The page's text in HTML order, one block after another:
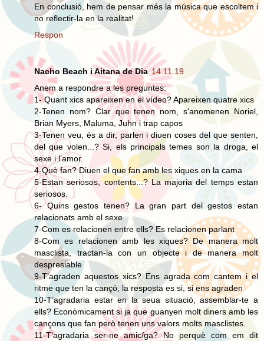
En conclusió, hem de pensar més la música que escoltem i
no reflectir-la en la realitat!
Respon
Nacho Beach i Aitana de Dia 14.11.19
Anem a respondre a les preguntes:
1- Quant xics apareixen en el vídeo? Apareixen quatre xics
2-Tenen nom? Clar que tenen nom, s'anomenen Noriel,
Brian Myers, Maluma, Juhn i trap capos
3-Tenen veu, és a dir, parlen i diuen coses del que senten,
del que volen...? Si, els principals temes son la droga, el
sexe i l’amor.
4-Què fan? Diuen el que fan amb les xiques en la cama
5-Estan seriosos, contents...? La majoria del temps estan
seriosos.
6- Quins gestos tenen? La gran part del gestos estan
relacionats amb el sexe
7-Com es relacionen entre ells? Es relacionen parlant
8-Com es relacionen amb les xiques? De manera molt
masclista, tractan-la con un objecte i de manera molt
despresiable
9-T’agraden aquestos xics? Ens agrada com cantem i el
ritme que ten la cançó, la resposta es si, si ens agraden
10-T’agradaria estar en la seua situació, assemblar-te a
ells? Econòmicament si ja que guanyen molt diners amb les
cançons que fan però tenen uns valors molts masclistes.
11-T’agradaria ser-ne amic/ga? No perquè com em dit